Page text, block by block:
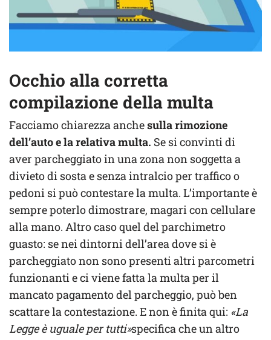
Occhio alla corretta
compilazione della multa
Facciamo chiarezza anchesulla rimozione
dell’auto e la relativa multa. Se si convinti di
aver parcheggiato in una zona non soggetta a
divieto di sosta e senza intralcio per traffico o
pedoni si può contestare la multa. L’importante è
sempre poterlo dimostrare, magari con cellulare
alla mano. Altro caso quel del parchimetro
guasto: se nei dintorni dell’area dove si è
parcheggiato non sono presenti altri parcometri
funzionanti e ci viene fatta la multa per il
mancato pagamento del parcheggio, può ben
scattare la contestazione. E non è finita qui: «La
Legge è uguale per tutti»specifica che un altro